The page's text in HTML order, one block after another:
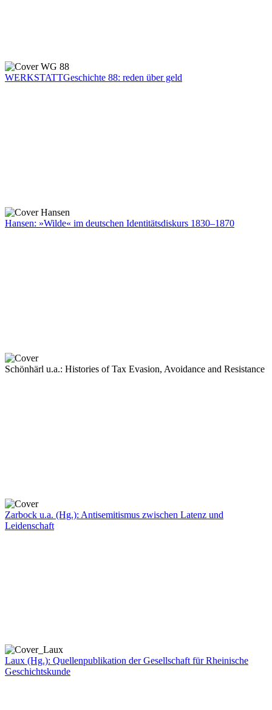
WERKSTATTGeschichte 88: reden über geld
Hansen: »Wilde« im deutschen Identitätsdiskurs 1830–1870
Schönhärl u.a.: Histories of Tax Evasion, Avoidance and Resistance
Zarbock u.a. (Hg.): Antisemitismus zwischen Latenz und
Leidenschaft
Laux (Hg.): Quellenpublikation der Gesellschaft für Rheinische
Geschichtskunde